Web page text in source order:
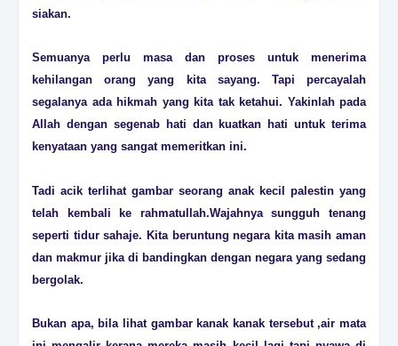
siakan.
Semuanya perlu masa dan proses untuk menerima
kehilangan orang yang kita sayang. Tapi percayalah
segalanya ada hikmah yang kita tak ketahui. Yakinlah pada
Allah dengan segenab hati dan kuatkan hati untuk terima
kenyataan yang sangat memeritkan ini.
Tadi acik terlihat gambar seorang anak kecil palestin yang
telah kembali ke rahmatullah.Wajahnya sungguh tenang
seperti tidur sahaje. Kita beruntung negara kita masih aman
dan makmur jika di bandingkan dengan negara yang sedang
bergolak.
Bukan apa, bila lihat gambar kanak kanak tersebut ,air mata